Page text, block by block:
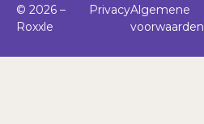
© 2026 –
Roxxle
PrivacyAlgemene
voorwaarden